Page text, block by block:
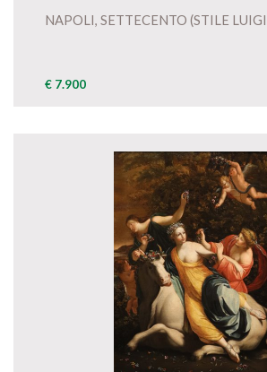
NAPOLI, SETTECENTO (STILE
€ 7.900